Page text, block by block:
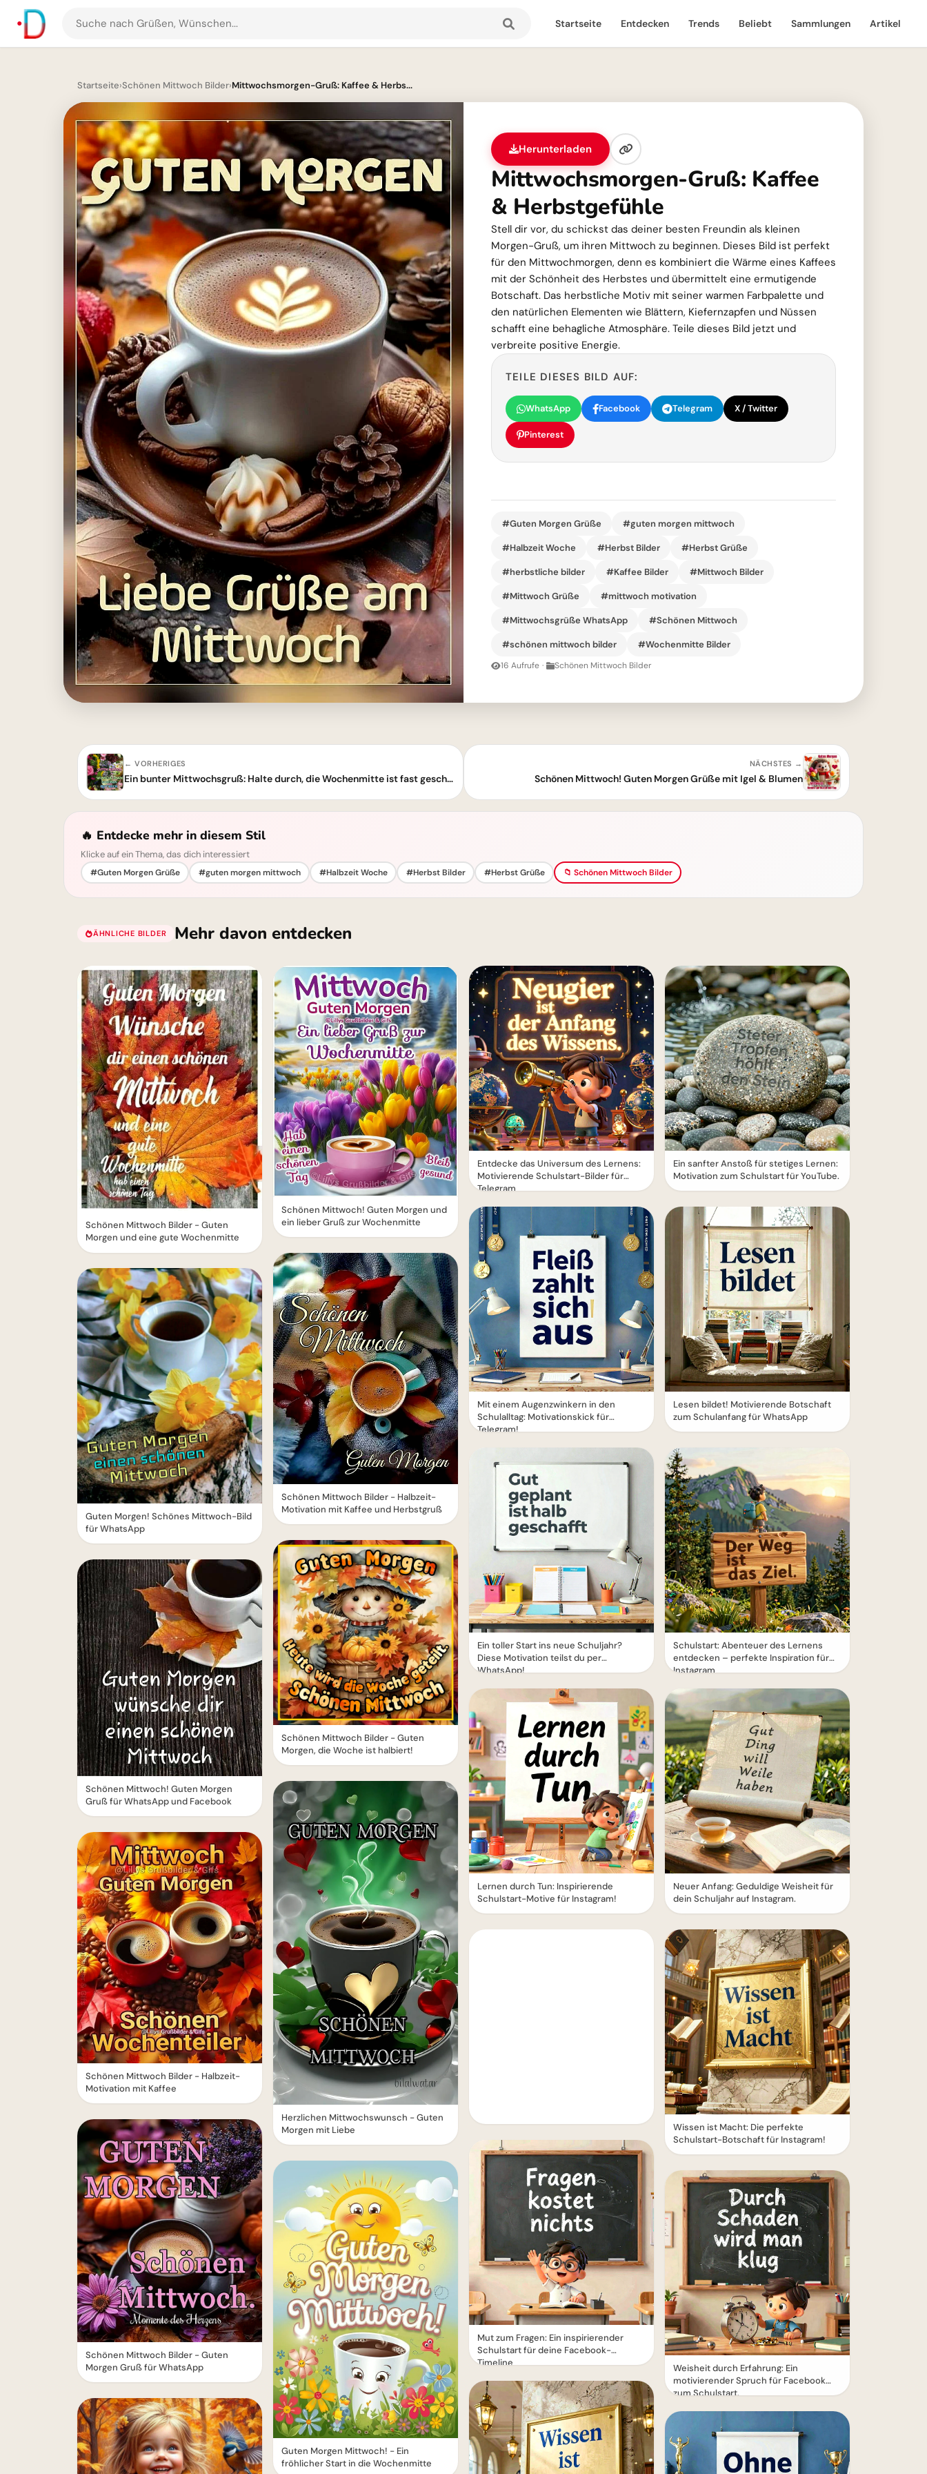
Suche
nach
und
Startseite Entdecken Trends Beliebt Sammlungen Artikel
Startseite›Schönen Mittwoch Bilder›Mittwochsmorgen-Gruß: Kaffee & Herbs...
Herunterladen
Mittwochsmorgen-Gruß: Kaffee
& Herbstgefühle
Stell dir vor, du schickst das deiner besten Freundin als kleinen
Morgen-Gruß, um ihren Mittwoch zu beginnen. Dieses Bild ist perfekt
für den Mittwochmorgen, denn es kombiniert die Wärme eines Kaffees
mit der Schönheit des Herbstes und übermittelt eine ermutigende
Botschaft. Das herbstliche Motiv mit seiner warmen Farbpalette und
den natürlichen Elementen wie Blättern, Kiefernzapfen und Nüssen
schafft eine behagliche Atmosphäre. Teile dieses Bild jetzt und
verbreite positive Energie.
TEILE DIESES BILD AUF:
WhatsApp Facebook Telegram X / Twitter
Pinterest
#Guten Morgen Grüße #guten morgen mittwoch
#Halbzeit Woche #Herbst Bilder #Herbst Grüße
#herbstliche bilder #Kaffee Bilder #Mittwoch Bilder
#Mittwoch Grüße #mittwoch motivation
#Mittwochsgrüße WhatsApp #Schönen Mittwoch
#schönen mittwoch bilder #Wochenmitte Bilder
16 Aufrufe · Schönen Mittwoch Bilder
← VORHERIGES
Ein bunter Mittwochsgruß: Halte durch, die Wochenmitte ist fast geschafft!
NÄCHSTES →
Schönen Mittwoch! Guten Morgen Grüße mit Igel & Blumen
🔥 Entdecke mehr in diesem Stil
Klicke auf ein Thema, das dich interessiert
#Guten Morgen Grüße #guten morgen mittwoch #Halbzeit Woche #Herbst Bilder #Herbst Grüße 📁 Schönen Mittwoch Bilder
ÄHNLICHE BILDER Mehr davon entdecken
Schönen Mittwoch Bilder - Guten
Morgen und eine gute Wochenmitte
Guten Morgen! Schönes Mittwoch-Bild
für WhatsApp
Schönen Mittwoch! Guten Morgen
Gruß für WhatsApp und Facebook
Schönen Mittwoch Bilder - Halbzeit-
Motivation mit Kaffee
Schönen Mittwoch Bilder - Guten
Morgen Gruß für WhatsApp
Schönen Mittwoch! Guten Morgen und
ein lieber Gruß zur Wochenmitte
Schönen Mittwoch Bilder - Halbzeit-
Motivation mit Kaffee und Herbstgruß
Schönen Mittwoch Bilder - Guten
Morgen, die Woche ist halbiert!
Herzlichen Mittwochswunsch - Guten
Morgen mit Liebe
Guten Morgen Mittwoch! - Ein
fröhlicher Start in die Wochenmitte
Entdecke das Universum des Lernens:
Motivierende Schulstart-Bilder für
Telegram
Mit einem Augenzwinkern in den
Schulalltag: Motivationskick für
Telegram!
Ein toller Start ins neue Schuljahr?
Diese Motivation teilst du per
WhatsApp!
Lernen durch Tun: Inspirierende
Schulstart-Motive für Instagram!
Mut zum Fragen: Ein inspirierender
Schulstart für deine Facebook-
Timeline
Ein sanfter Anstoß für stetiges Lernen:
Motivation zum Schulstart für YouTube.
Lesen bildet! Motivierende Botschaft
zum Schulanfang für WhatsApp
Schulstart: Abenteuer des Lernens
entdecken – perfekte Inspiration für
Instagram
Neuer Anfang: Geduldige Weisheit für
dein Schuljahr auf Instagram.
Wissen ist Macht: Die perfekte
Schulstart-Botschaft für Instagram!
Weisheit durch Erfahrung: Ein
motivierender Spruch für Facebook
zum Schulstart.